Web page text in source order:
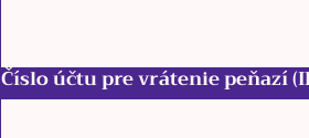
Číslo účtu pre vrátenie peňazí